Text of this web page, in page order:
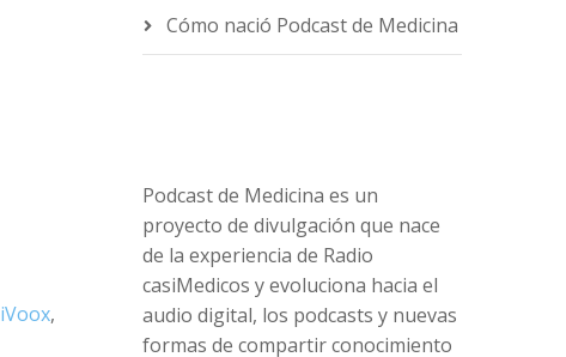
iVoox,
Cómo nació Podcast de Medicina
Podcast de Medicina es un
proyecto de divulgación que nace
de la experiencia de Radio
casiMedicos y evoluciona hacia el
audio digital, los podcasts y nuevas
formas de compartir conocimiento